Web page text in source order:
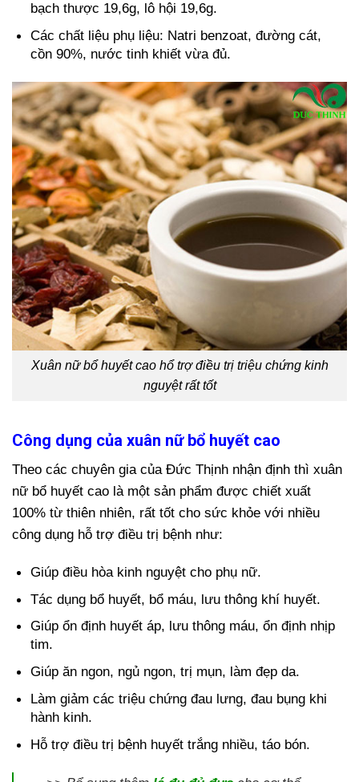
bạch thược 19,6g, lô hội 19,6g.
Các chất liệu phụ liệu: Natri benzoat, đường cát,
cồn 90%, nước tinh khiết vừa đủ.
Xuân nữ bổ huyết cao hổ trợ điều trị triệu chứng kinh
nguyệt rất tốt
Công dụng của xuân nữ bổ huyết cao
Theo các chuyên gia của Đức Thịnh nhận định thì xuân
nữ bổ huyết cao là một sản phẩm được chiết xuất
100% từ thiên nhiên, rất tốt cho sức khỏe với nhiều
công dụng hỗ trợ điều trị bệnh như:
Giúp điều hòa kinh nguyệt cho phụ nữ.
Tác dụng bổ huyết, bổ máu, lưu thông khí huyết.
Giúp ổn định huyết áp, lưu thông máu, ổn định nhịp
tim.
Giúp ăn ngon, ngủ ngon, trị mụn, làm đẹp da.
Làm giảm các triệu chứng đau lưng, đau bụng khi
hành kinh.
Hỗ trợ điều trị bệnh huyết trắng nhiều, táo bón.